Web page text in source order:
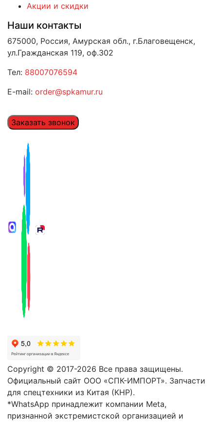
Акции и скидки
Наши контакты
675000, Россия, Амурская обл., г.Благовещенск,
ул.Гражданская 119, оф.302
Тел: 88007076594
E-mail: order@spkamur.ru
Заказать звонок
Copyright © 2017-2026 Все права защищены.
Официальный сайт ООО «СПК-ИМПОРТ». Запчасти
для спецтехники из Китая (КНР).
*WhatsApp принадлежит компании Meta,
признанной экстремистской организацией и